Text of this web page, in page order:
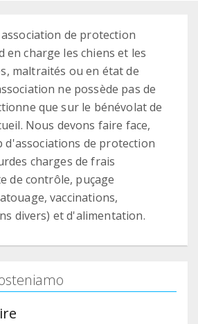
de protection
en charge les chiens et les
maltraités ou en état de
ne possède pas de
que sur le bénévolat de
Nous devons faire face,
d'associations de protection
charges de frais
de contrôle, puçage
vaccinations,
divers) et d'alimentation.